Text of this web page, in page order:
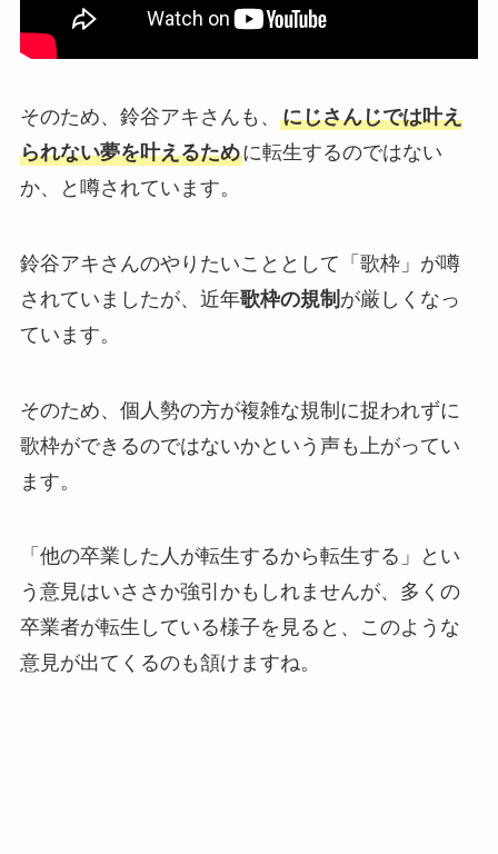
そのため、鈴谷アキさんも、 にじさんじでは叶え
られない夢を叶えるために転生するのではない
か、と噂されています。
鈴谷アキさんのやりたいこととして「歌枠」が噂
されていましたが、近年歌枠の規制 が厳しくなっ
ています。
そのため、個人勢の方が複雑な規制に捉われずに
歌枠ができるのではないかという声も上がってい
ます。
「他の卒業した人が転生するから転生する」とい
う意見はいささか強引かもしれませんが、多くの
卒業者が転生している様子を見ると、このような
意見が出てくるのも頷けますね。